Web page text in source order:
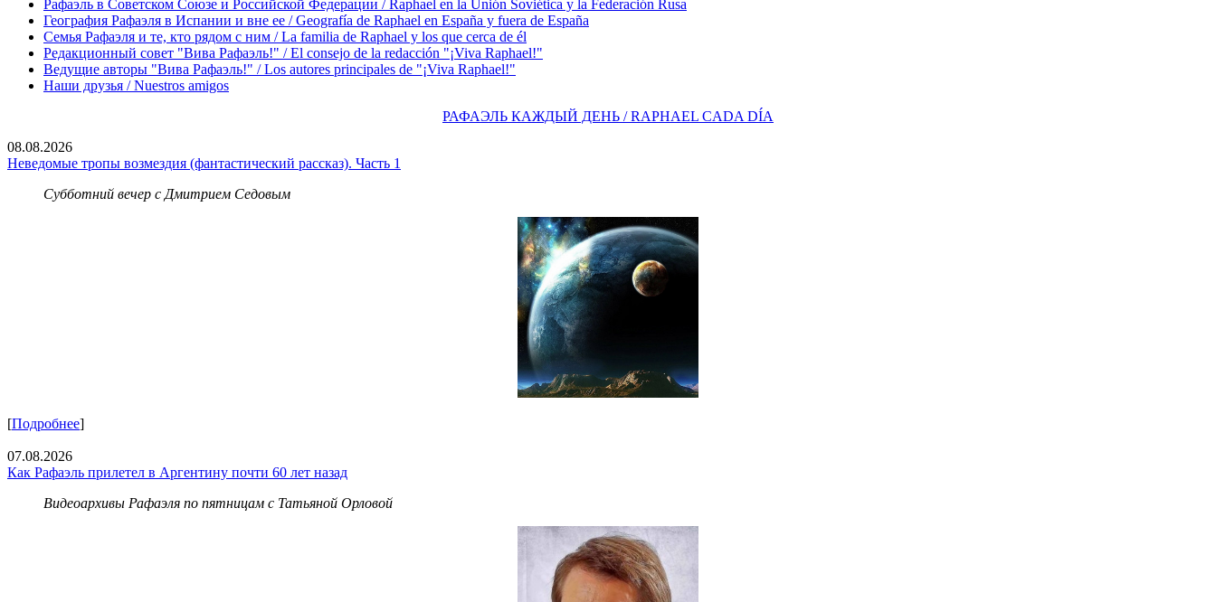
Рафаэль в Советском Союзе и Российской Федерации / Raphael en la Unión Soviética y la Federación Rusa
География Рафаэля в Испании и вне ее / Geografía de Raphael en España y fuera de España
Семья Рафаэля и те, кто рядом с ним / La familia de Raphael y los que cerca de él
Редакционный совет "Вива Рафаэль!" / El consejo de la redacción "¡Viva Raphael!"
Ведущие авторы "Вива Рафаэль!" / Los autores principales de "¡Viva Raphael!"
Наши друзья / Nuestros amigos
РАФАЭЛЬ КАЖДЫЙ ДЕНЬ / RAPHAEL CADA DÍA
08.08.2026
Неведомые тропы возмездия (фантастический рассказ). Часть 1
Субботний вечер с Дмитрием Седовым
[Подробнее]
07.08.2026
Как Рафаэль прилетел в Аргентину почти 60 лет назад
Видеоархивы Рафаэля по пятницам с Татьяной Орловой